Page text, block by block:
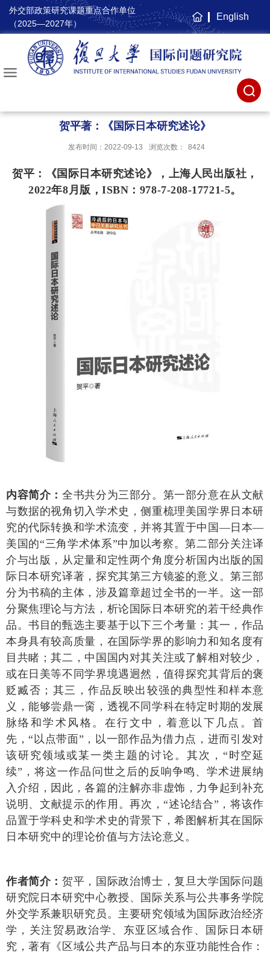
外交部政策研究课题重点合作单位
（2025—2027年）
主
页
English
贺平著：《国际日本研究述论》
发布时间：2022-09-13 浏览次数： 8424
贺平：
《国际日本研究述论》，上海人民出版社，
2022年8 月版，ISBN ： 978-7-208-17721-5。
内容简介：全书共分为三部分。第一部分意在从文献
与数据的视角切入学术史，侧重梳理美国学界日本研
究的代际转换和学术流变，并将其置于中国—日本—
美国的“三角学术体系”中加以考察。第二部分关注译
介与出版，从定量和定性两个角度分析国内出版的国
际日本研究译著，探究其第三方镜鉴的意义。第三部
分为书稿的主体，涉及篇章超过全书的一半。这一部
分聚焦理论与方法，析论国际日本研究的若干经典作
品。书目的甄选主要基于以下三个考量：其一，作品
本身具有较高质量，在国际学界的影响力和知名度有
目共睹；其二，中国国内对其关注或了解相对较少，
或在日美等不同学界境遇迥然，值得探究其背后的褒
贬臧否；其三，作品反映出较强的典型性和样本意
义，能够尝鼎一脔，透视不同学科在特定时期的发展
脉络和学术风格。在行文中，着意以下几点。首
先，“以点带面”，以一部作品为借力点，进而引发对
该研究领域或某一类主题的讨论。其次，“时空延
续”，将这一作品问世之后的反响争鸣、学术进展纳
入介绍，因此，各篇的注解亦非虚饰，力争起到补充
说明、文献提示的作用。再次，“述论结合”，将该作
品置于学科史和学术史的背景下，希图解析其在国际
日本研究中的理论价值与方法论意义。
作者简介：贺平，国际政治博士，复旦大学国际问题
研究院日本研究中心教授、国际关系与公共事务学院
外交学系兼职研究员。主要研究领域为国际政治经济
学，关注贸易政治学、东亚区域合作、国际日本研
究，著有《区域公共产品与日本的东亚功能性合作：